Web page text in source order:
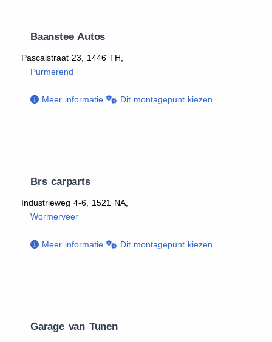
Baanstee Autos
Pascalstraat 23, 1446 TH,
Purmerend
Meer informatie Dit montagepunt kiezen
Brs carparts
Industrieweg 4-6, 1521 NA,
Wormerveer
Meer informatie Dit montagepunt kiezen
Garage van Tunen